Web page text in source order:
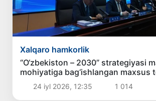
Xalqaro hamkorlik
“O‘zbekiston – 2030” strategiyasi
mohiyatiga bag‘ishlangan maxsus
tilida taqdim etildi
24 iyl 2026, 12:35 1 014